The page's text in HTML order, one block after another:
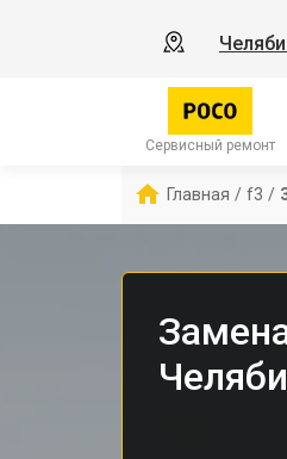
Сервисный ремонт
Главная / f3 /